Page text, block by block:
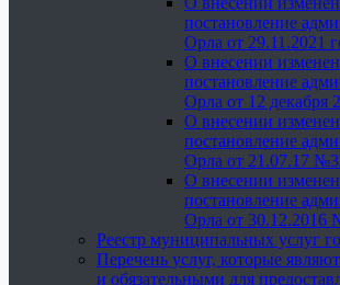
постановление
Орла от 29.11.2021
О внесении
постановление
Орла от 12 декабря
О внесении
постановление
Орла от 21.07.17
О внесении
постановление
Орла от 30.12.2016
Реестр муниципальных услуг
Перечень услуг, которые
и обязательными для